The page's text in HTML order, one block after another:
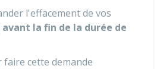
l'effacement de vos
avant la fin de la durée de
cette demande